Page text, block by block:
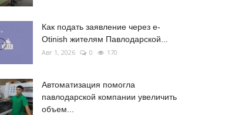
Как подать заявление через e-
Otinish жителям Павлодарской...
Авг 1, 2026 0 170
Автоматизация помогла
павлодарской компании увеличить
объем...